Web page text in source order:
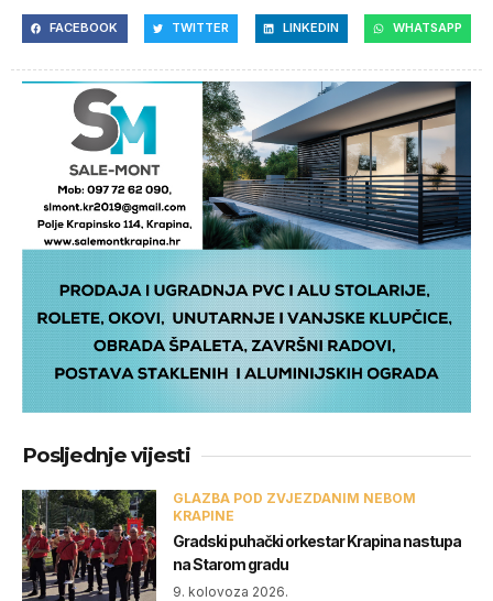
FACEBOOK TWITTER LINKEDIN WHATSAPP
Posljednje vijesti
GLAZBA POD ZVJEZDANIM NEBOM
KRAPINE
Gradski puhački orkestar Krapina nastupa
na Starom gradu
9. kolovoza 2026.